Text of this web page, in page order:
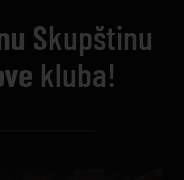
Skupštinu
kluba!